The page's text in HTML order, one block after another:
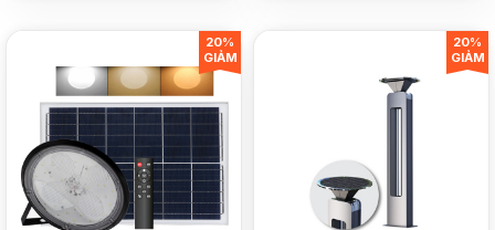
20%
GIẢM
20%
GIẢM